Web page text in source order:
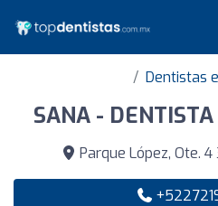
Dentistas
SANA -
Parque López, Ote.